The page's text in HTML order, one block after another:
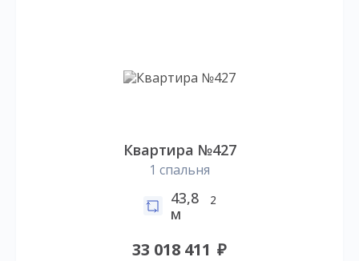
Квартира №427
1 спальня
43,8
м
2
33 018 411